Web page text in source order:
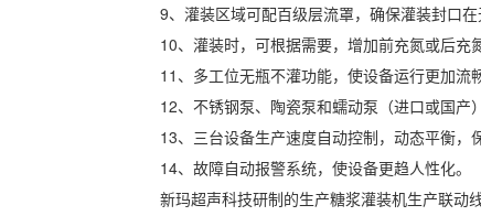
9、灌装区域可配百级层流罩，确保灌装封口在
10、灌装时，可根据需要，增加前充氮或后充
11、多工位无瓶不灌功能，使设备运行更加流
12、不锈钢泵、陶瓷泵和蠕动泵（进口或国产
13、三台设备生产速度自动控制，动态平衡，
14、故障自动报警系统，使设备更趋人性化。
新玛超声科技研制的生产糖浆灌装机生产联动